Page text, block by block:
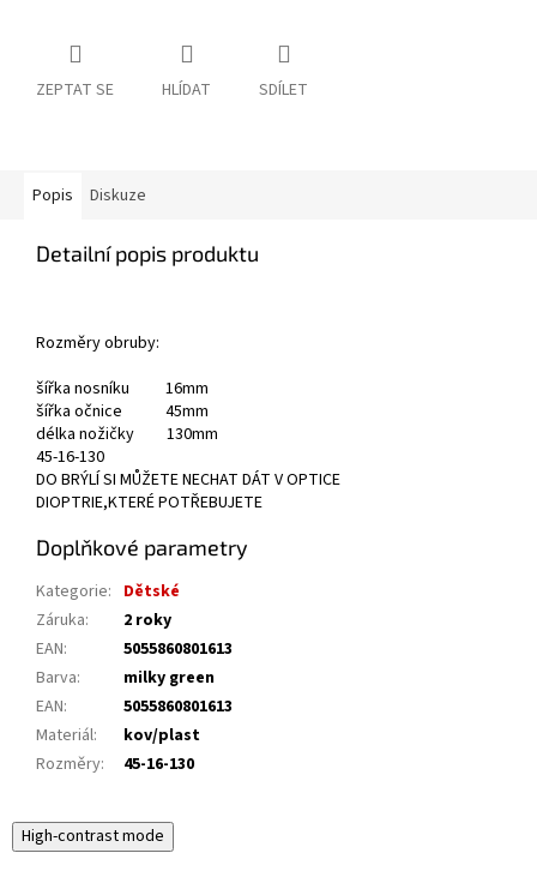
ZEPTAT SE HLÍDAT SDÍLET
Popis Diskuze
Detailní popis produktu
Rozměry obruby:
šířka nosníku 16mm
šířka očnice 45mm
délka nožičky 130mm
45-16-130
DO BRÝLÍ SI MŮŽETE NECHAT DÁT V OPTICE
DIOPTRIE,KTERÉ POTŘEBUJETE
Doplňkové parametry
Kategorie: Dětské
Záruka:
2 roky
EAN:
5055860801613
Barva:
milky green
EAN:
5055860801613
Materiál:
kov/plast
Rozměry: 45-16-130
High-contrast mode